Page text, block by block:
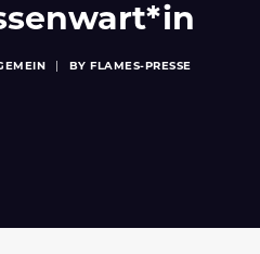
BY FLAMES-PRESSE